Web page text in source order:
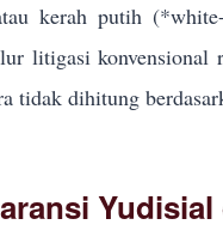
kerah putih
litigasi konvensional
tidak dihitung